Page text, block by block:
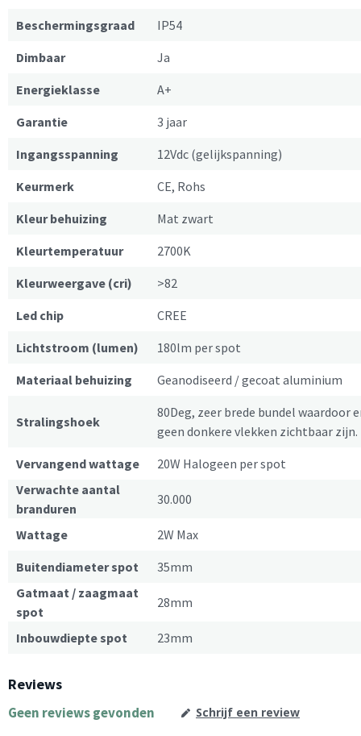
Beschermingsgraad
IP54
Dimbaar
Ja
Energieklasse
A+
Garantie
3 jaar
Ingangsspanning
12Vdc (gelijkspanning)
Keurmerk
CE, Rohs
Kleur behuizing
Mat zwart
Kleurtemperatuur
2700K
Kleurweergave (cri)
>82
Led chip
CREE
Lichtstroom (lumen)
180lm per spot
Materiaal behuizing
Geanodiseerd / gecoat aluminium
Stralingshoek
80Deg, zeer brede bundel waardoor
geen donkere vlekken zichtbaar zijn.
Vervangend wattage
20W Halogeen per spot
Verwachte aantal
branduren
30.000
Wattage
2W Max
Buitendiameter spot
35mm
Gatmaat / zaagmaat
spot
28mm
Inbouwdiepte spot 23mm
Reviews
Geen reviews gevonden Schrijf een review